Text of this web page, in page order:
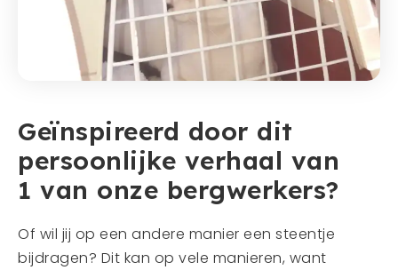
Geïnspireerd door dit
persoonlijke verhaal van
1 van onze bergwerkers?
Of wil jij op een andere manier een steentje
bijdragen? Dit kan op vele manieren, want